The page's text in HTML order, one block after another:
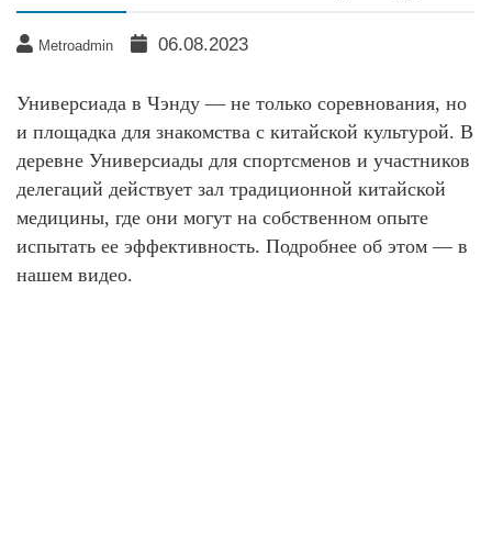
Metroadmin 06.08.2023
Универсиада в Чэнду — не только соревнования, но
и площадка для знакомства с китайской культурой. В
деревне Универсиады для спортсменов и участников
делегаций действует зал традиционной китайской
медицины, где они могут на собственном опыте
испытать ее эффективность. Подробнее об этом — в
нашем видео.